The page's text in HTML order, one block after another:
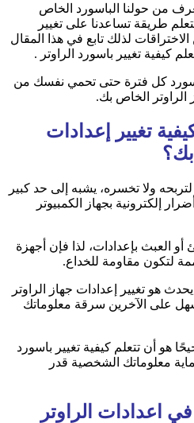
من حولنا الباسورد الخاص
طريقة تساعدنا على تغيير
الاختراقات لذلك تابع في هذا المقال
تغيير باسورد الراوتر .
كل فترة حتى تحمي نفسك من
الخاص بك.
تغيير إعدادات
ولا تخسره، يشبه إلى حد كبير
إلكترونية بجهاز الكمبيوتر
العبث بإعدادات، لذا فإن أجهزة
لتكون مقاومة للخداع.
هو تغيير إعدادات جهاز الراوتر
على الآخرين سرقة معلوماتك
هو أن تتعلم كيفية تغيير باسورد
معلوماتك الشخصية قدر
اعدادات الراوتر